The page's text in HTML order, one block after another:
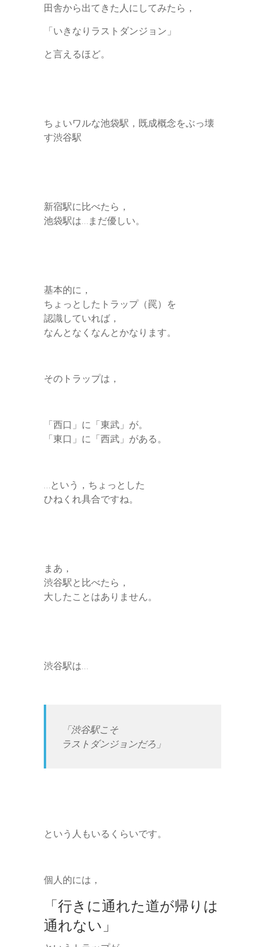
田舎から出てきた人にしてみたら，
「いきなりラストダンジョン」
と言えるほど。
ちょいワルな池袋駅，既成概念をぶっ壊
す渋谷駅
新宿駅に比べたら，
池袋駅は…まだ優しい。
基本的に，
ちょっとしたトラップ（罠）を
認識していれば，
なんとなくなんとかなります。
そのトラップは，
「西口」に「東武」が。
「東口」に「西武」がある。
…という，ちょっとした
ひねくれ具合ですね。
まあ，
渋谷駅と比べたら，
大したことはありません。
渋谷駅は…
「渋谷駅こそ
ラストダンジョンだろ」
という人もいるくらいです。
個人的には，
「行きに通れた道が帰りは
通れない」